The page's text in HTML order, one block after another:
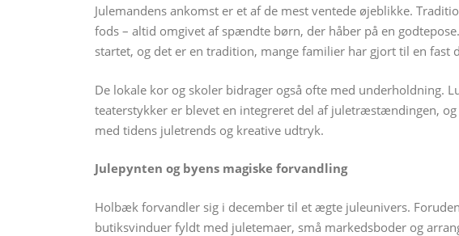
Julemandens ankomst er et af de mest ventede øjeblikke.
fods – altid omgivet af spændte børn, der håber på en
startet, og det er en tradition, mange familier har gjort til en fast
De lokale kor og skoler bidrager også ofte med underholdning.
teaterstykker er blevet en integreret del af juletræstændingen,
med tidens juletrends og kreative udtryk.
Julepynten og byens magiske forvandling
Holbæk forvandler sig i december til et ægte juleunivers.
butiksvinduer fyldt med juletemaer, små markedsboder og